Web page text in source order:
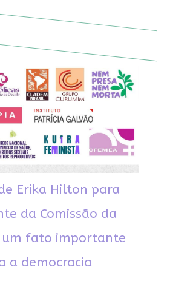
Erika Hilton para
da Comissão da
um fato importante
a democracia